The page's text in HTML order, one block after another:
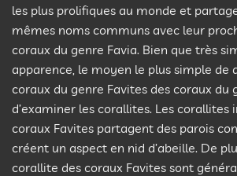
les plus prolifiques au monde et
mêmes noms communs avec leur
coraux du genre Favia. Bien que très
apparence, le moyen le plus simple de
coraux du genre Favites des coraux du
d’examiner les corallites. Les corallites
coraux Favites partagent des parois
créent un aspect en nid d’abeille. De
corallite des coraux Favites sont